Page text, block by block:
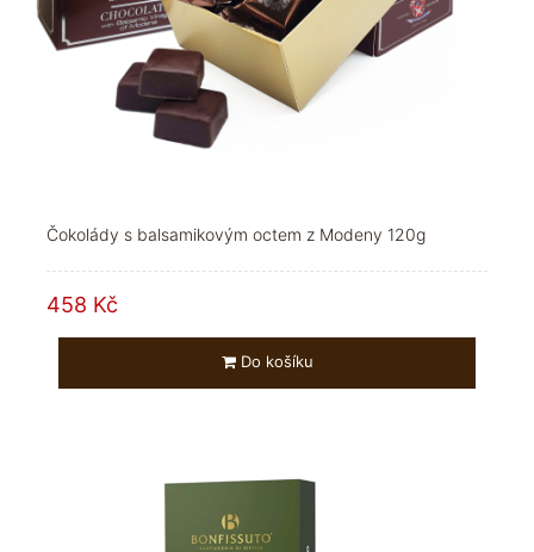
Čokolády s balsamikovým octem z Modeny 120g
458 Kč
Do košíku